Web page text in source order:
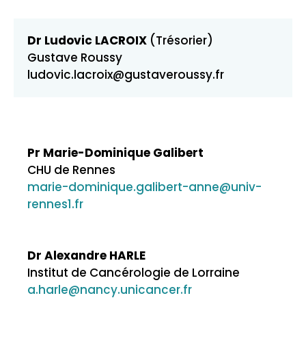
Dr Ludovic LACROIX (Trésorier)
Gustave Roussy
ludovic.lacroix@gustaveroussy.fr
Pr Marie-Dominique Galibert
CHU de Rennes
marie-dominique.galibert-anne@univ-
rennes1.fr
Dr Alexandre HARLE
Institut de Cancérologie de Lorraine
a.harle@nancy.unicancer.fr